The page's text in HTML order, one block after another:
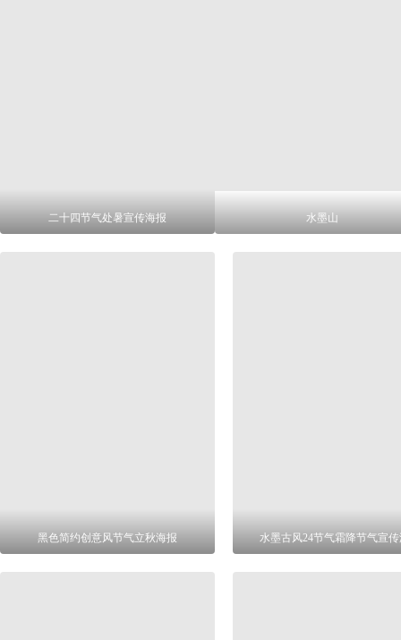
二十四节气处暑宣传海报 水墨山
黑色简约创意风节气立秋海报 水墨古风24节气霜降节气宣